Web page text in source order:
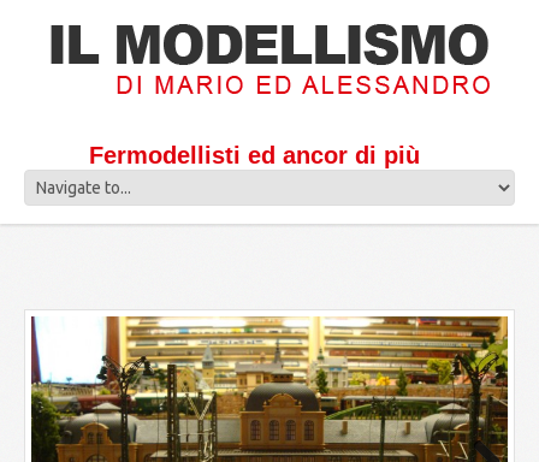
Fermodellisti ed ancor di più